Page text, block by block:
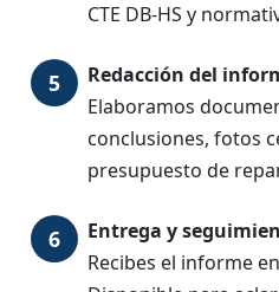
CTE DB-HS y
Redacción del
Elaboramos
conclusiones, fotos
presupuesto de
Entrega y
Recibes el informe